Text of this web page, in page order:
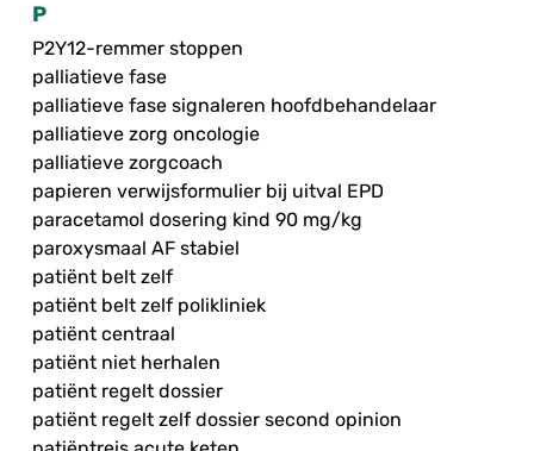
P
P2Y12-remmer stoppen
palliatieve fase
palliatieve fase signaleren hoofdbehandelaar
palliatieve zorg oncologie
palliatieve zorgcoach
papieren verwijsformulier bij uitval EPD
paracetamol dosering kind 90 mg/kg
paroxysmaal AF stabiel
patiënt belt zelf
patiënt belt zelf polikliniek
patiënt centraal
patiënt niet herhalen
patiënt regelt dossier
patiënt regelt zelf dossier second opinion